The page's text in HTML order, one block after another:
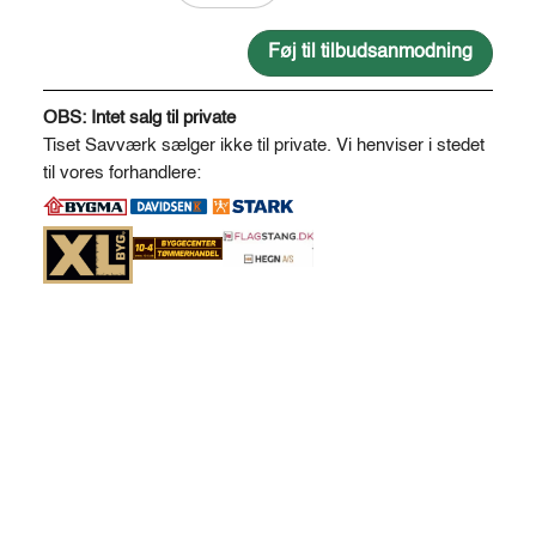
Føj til tilbudsanmodning
A
l
t
e
r
n
t
OBS: Intet salg til private
Tiset Savværk sælger ikke til private. Vi henviser i stedet
til vores forhandlere: